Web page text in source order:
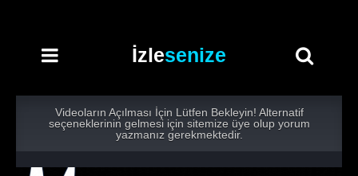
İzlesenize
Videoların Açılması İçin Lütfen Bekleyin! Alternatif
seçeneklerinin gelmesi için sitemize üye olup yorum
yazmanız gerekmektedir.